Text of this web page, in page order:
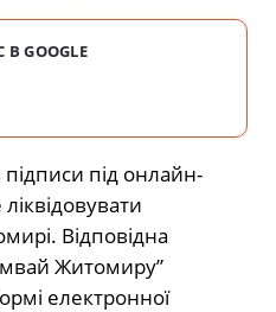
GOOGLE
під онлайн-
Відповідна
Житомиру”
електронної